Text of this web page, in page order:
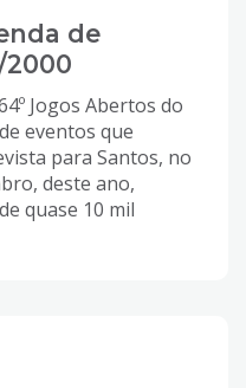
de
2000
Jogos Abertos do
eventos que
para Santos, no
deste ano,
quase 10 mil